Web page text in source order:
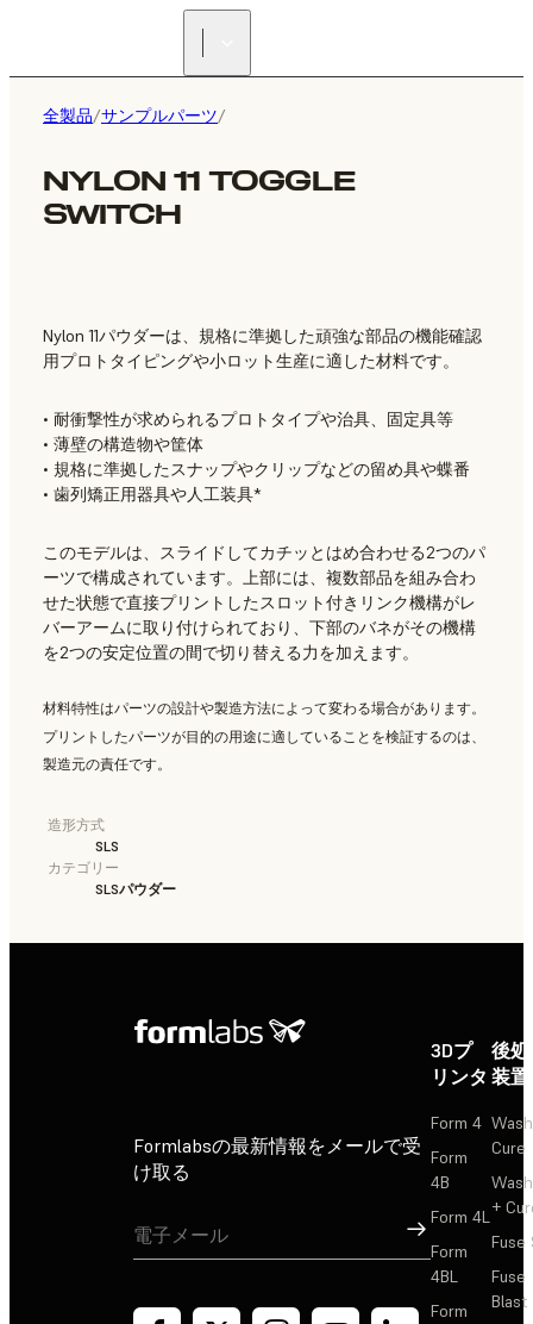
全製品/サンプルパーツ/
NYLON 11 TOGGLE
SWITCH
Nylon 11パウダーは、規格に準拠した頑強な部品の機能確認
用プロトタイピングや小ロット生産に適した材料です。
• 耐衝撃性が求められるプロトタイプや治具、固定具等
• 薄壁の構造物や筐体
• 規格に準拠したスナップやクリップなどの留め具や蝶番
• 歯列矯正用器具や人工装具*
このモデルは、スライドしてカチッとはめ合わせる2つのパ
ーツで構成されています。上部には、複数部品を組み合わ
せた状態で直接プリントしたスロット付きリンク機構がレ
バーアームに取り付けられており、下部のバネがその機構
を2つの安定位置の間で切り替える力を加えます。
材料特性はパーツの設計や製造方法によって変わる場合があります。
プリントしたパーツが目的の用途に適していることを検証するのは、
製造元の責任です。
造形方式
SLS
カテゴリー
SLSパウダー
Formlabsの最新情報をメールで受
け取る
サインアップ
3Dプ
リンタ
Form 4
Form
4B
Form 4L
Form
4BL
Form
後
装置
Cure
+
Fuse
Fuse
Blast